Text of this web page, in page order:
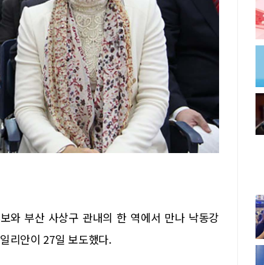
와 부산 사상구 관내의 한 역에서 만나 낙동강
리안이 27일 보도했다.